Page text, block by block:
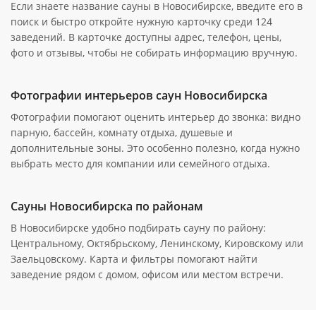
Если знаете название сауны в Новосибирске, введите его в
поиск и быстро откройте нужную карточку среди 124
заведений. В карточке доступны адрес, телефон, цены,
фото и отзывы, чтобы не собирать информацию вручную.
Фотографии интерьеров саун Новосибирска
Фотографии помогают оценить интерьер до звонка: видно
парную, бассейн, комнату отдыха, душевые и
дополнительные зоны. Это особенно полезно, когда нужно
выбрать место для компании или семейного отдыха.
Сауны Новосибирска по районам
В Новосибирске удобно подбирать сауну по району:
Центральному, Октябрьскому, Ленинскому, Кировскому или
Заельцовскому. Карта и фильтры помогают найти
заведение рядом с домом, офисом или местом встречи.